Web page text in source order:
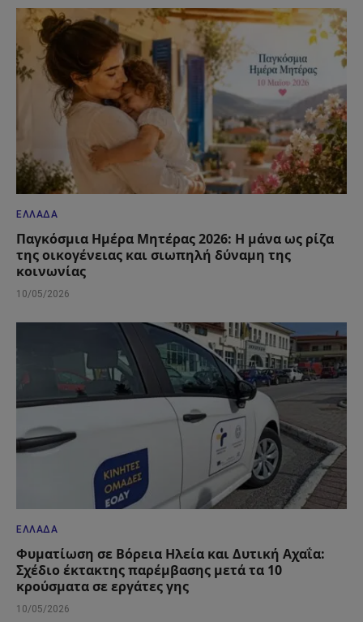
ΕΛΛΆΔΑ
Παγκόσμια Ημέρα Μητέρας 2026: Η μάνα ως ρίζα
της οικογένειας και σιωπηλή δύναμη της
κοινωνίας
10/05/2026
ΕΛΛΆΔΑ
Φυματίωση σε Βόρεια Ηλεία και Δυτική Αχαΐα:
Σχέδιο έκτακτης παρέμβασης μετά τα 10
κρούσματα σε εργάτες γης
10/05/2026